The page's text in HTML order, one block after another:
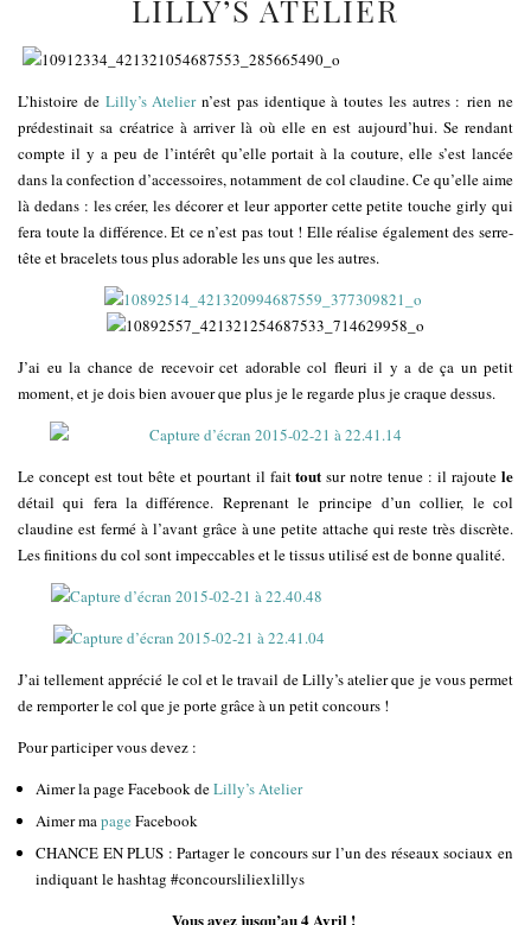
LILLY’S ATELIER
L’histoire de Lilly’s Ateliern’est pas identique à toutes les autres : rien ne
prédestinait sa créatrice à arriver là où elle en est aujourd’hui. Se rendant
compte il y a peu de l’intérêt qu’elle portait à la couture, elle s’est lancée
dans la confection d’accessoires, notamment de col claudine. Ce qu’elle aime
là dedans : les créer, les décorer et leur apporter cette petite touche girly qui
fera toute la différence. Et ce n’est pas tout ! Elle réalise également des serre-
tête et bracelets tous plus adorable les uns que les autres.
J’ai eu la chance de recevoir cet adorable col fleuri il y a de ça un petit
moment, et je dois bien avouer que plus je le regarde plus je craque dessus.
Le concept est tout bête et pourtant il faittout sur notre tenue : il rajoute le
détail qui fera la différence. Reprenant le principe d’un collier, le col
claudine est fermé à l’avant grâce à une petite attache qui reste très discrète.
Les finitions du col sont impeccables et le tissus utilisé est de bonne qualité.
J’ai tellement apprécié le col et le travail de Lilly’s atelier que je vous permet
de remporter le col que je porte grâce à un petit concours !
Pour participer vous devez :
Aimer la page Facebook deLilly’s Atelier
Aimer mapageFacebook
CHANCE EN PLUS : Partager le concours sur l’un des réseaux sociaux en
indiquant le hashtag #concoursliliexlillys
Vous avez jusqu’au 4 Avril !